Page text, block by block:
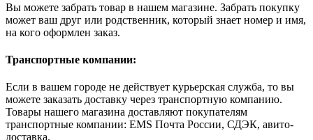
Вы можете забрать товар в нашем магазине. Забрать покупку
может ваш друг или родственник, который знает номер и имя,
на кого оформлен заказ.
Транспортные компании:
Если в вашем городе не действует курьерская служба, то вы
можете заказать доставку через транспортную компанию.
Товары нашего магазина доставляют покупателям
транспортные компании: EMS Почта России, СДЭК, авито-
доставка.